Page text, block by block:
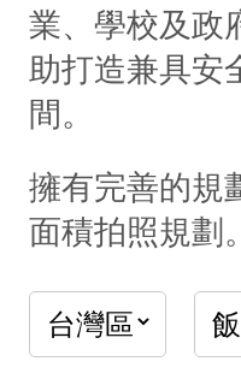
業、學校及政
助打造兼具安
間。
擁有完善的規
面積拍照規劃。